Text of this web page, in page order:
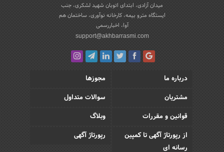
میدان آزادی، ابتدای اتوبان شهید لشکری، جنب
ایستگاه مترو بیمه، کارخانه نوآوری، ساختمان هم
آوا، اخباررسمی
support@akhbarrasmi.com
درباره ما
مجوزها
مشتریان
سوالات متداول
قوانین و مقررات
وبلاگ
از رپورتاژ آگهی تا کمپین
رسانه ای
رپورتاژ آگهی